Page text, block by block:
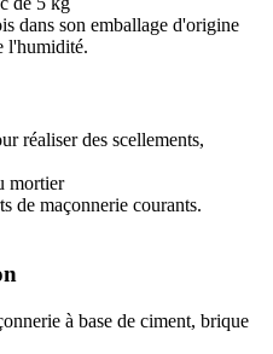
dans son emballage d'origine
l'humidité.
réaliser des scellements,
mortier
de maçonnerie courants.
à base de ciment, brique